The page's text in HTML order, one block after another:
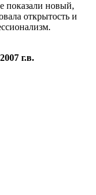
показали новый,
открытость и
г.в.